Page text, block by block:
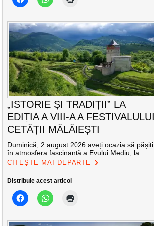
„ISTORIE ȘI TRADIȚII” LA
EDIȚIA A VIII-A A FESTIVALULUI
CETĂȚII MĂLĂIEȘTI
Duminică, 2 august 2026 aveți ocazia să pășiți
în atmosfera fascinantă a Evului Mediu, la
CITEȘTE MAI DEPARTE
Distribuie acest articol